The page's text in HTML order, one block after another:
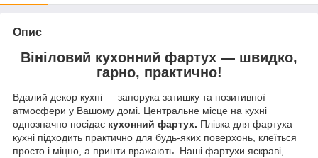
Опис
Вініловий кухонний фартух — швидко,
гарно, практично!
Вдалий декор кухні — запорука затишку та позитивної
атмосфери у Вашому домі. Центральне місце на кухні
однозначно посідає кухонний фартух. Плівка для фартуха
кухні підходить практично для будь-яких поверхонь, клеїться
просто і міцно, а принти вражають. Наші фартухи яскраві,